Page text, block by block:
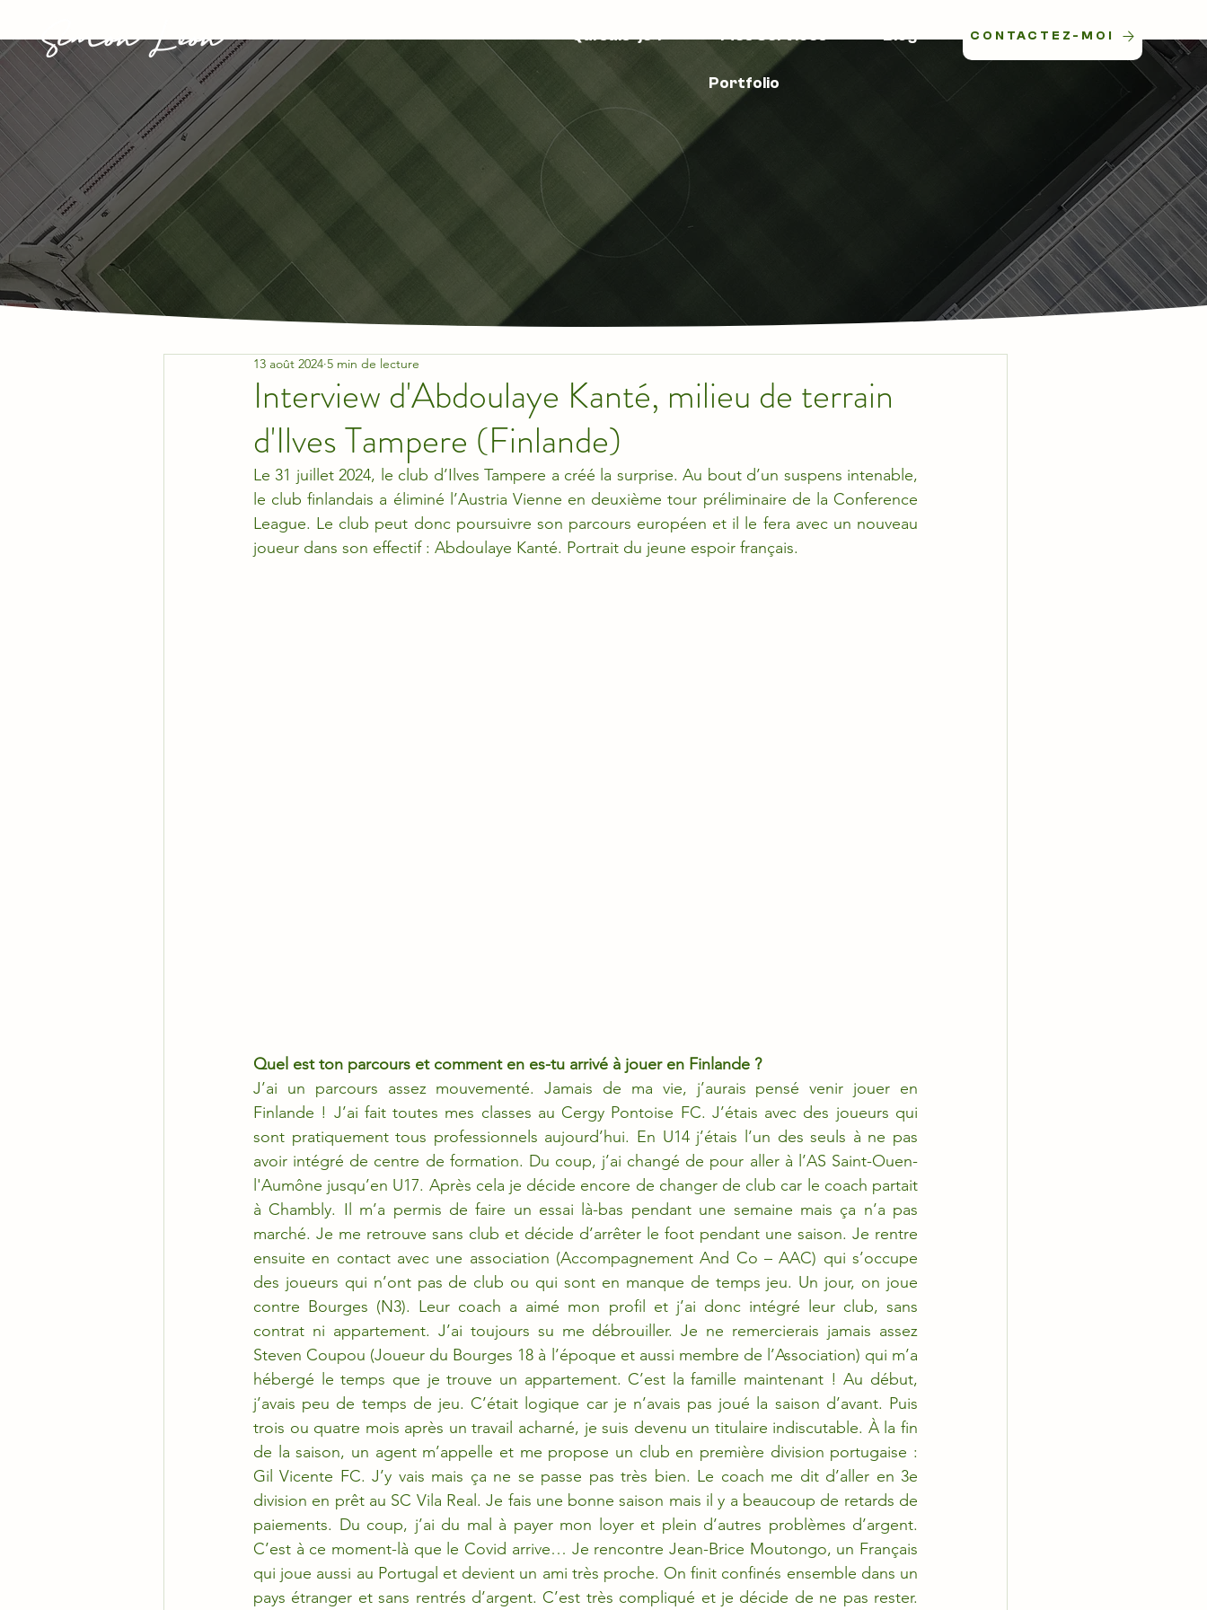
Qui suis-je ? Mes Services Blog
Portfolio
CONTACTEZ-MOI
Interview d'Abdoulaye Kanté, milieu de terrain
d'Ilves Tampere (Finlande)
13 août 2024 5 min de lecture
Le 31 juillet 2024, le club d’Ilves Tampere a créé la surprise. Au bout d’un suspens intenable,
le club finlandais a éliminé l’Austria Vienne en deuxième tour préliminaire de la Conference
League. Le club peut donc poursuivre son parcours européen et il le fera avec un nouveau
joueur dans son effectif : Abdoulaye Kanté. Portrait du jeune espoir français.
Quel est ton parcours et comment en es-tu arrivé à jouer en Finlande ?
J’ai un parcours assez mouvementé. Jamais de ma vie, j’aurais pensé venir jouer en
Finlande ! J’ai fait toutes mes classes au Cergy Pontoise FC. J’étais avec des joueurs qui
sont pratiquement tous professionnels aujourd’hui. En U14 j’étais l’un des seuls à ne pas
avoir intégré de centre de formation. Du coup, j’ai changé de pour aller à l’AS Saint-Ouen-
l'Aumône jusqu’en U17. Après cela je décide encore de changer de club car le coach partait
à Chambly. Il m’a permis de faire un essai là-bas pendant une semaine mais ça n’a pas
marché. Je me retrouve sans club et décide d’arrêter le foot pendant une saison. Je rentre
ensuite en contact avec une association (Accompagnement And Co – AAC) qui s’occupe
des joueurs qui n’ont pas de club ou qui sont en manque de temps jeu. Un jour, on joue
contre Bourges (N3). Leur coach a aimé mon profil et j’ai donc intégré leur club, sans
contrat ni appartement. J’ai toujours su me débrouiller. Je ne remercierais jamais assez
Steven Coupou (Joueur du Bourges 18 à l’époque et aussi membre de l’Association) qui m’a
hébergé le temps que je trouve un appartement. C’est la famille maintenant ! Au début,
j’avais peu de temps de jeu. C’était logique car je n’avais pas joué la saison d’avant. Puis
trois ou quatre mois après un travail acharné, je suis devenu un titulaire indiscutable. À la fin
de la saison, un agent m’appelle et me propose un club en première division portugaise :
Gil Vicente FC. J’y vais mais ça ne se passe pas très bien. Le coach me dit d’aller en 3e
division en prêt au SC Vila Real. Je fais une bonne saison mais il y a beaucoup de retards de
paiements. Du coup, j’ai du mal à payer mon loyer et plein d’autres problèmes d’argent.
C’est à ce moment-là que le Covid arrive… Je rencontre Jean-Brice Moutongo, un Français
qui joue aussi au Portugal et devient un ami très proche. On finit confinés ensemble dans un
pays étranger et sans rentrés d’argent. C’est très compliqué et je décide de ne pas rester.